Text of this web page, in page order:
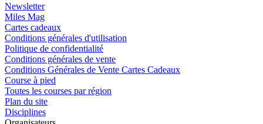
Newsletter
Miles Mag
Cartes cadeaux
Conditions générales d'utilisation
Politique de confidentialité
Conditions générales de vente
Conditions Générales de Vente Cartes Cadeaux
Course à pied
Toutes les courses par région
Plan du site
Disciplines